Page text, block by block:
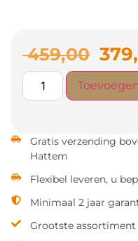
459,00
Gratis verzending
Hattem
Flexibel leveren, u
Minimaal 2 jaar
Grootste